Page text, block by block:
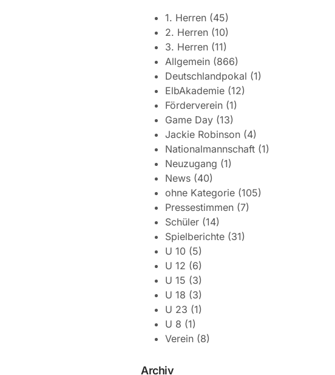
1. Herren (45)
2. Herren (10)
3. Herren (11)
Allgemein (866)
Deutschlandpokal (1)
ElbAkademie (12)
Förderverein (1)
Game Day (13)
Jackie Robinson (4)
Nationalmannschaft (1)
Neuzugang (1)
News (40)
ohne Kategorie (105)
Pressestimmen (7)
Schüler (14)
Spielberichte (31)
U 10 (5)
U 12 (6)
U 15 (3)
U 18 (3)
U 23 (1)
U 8 (1)
Verein (8)
Archiv